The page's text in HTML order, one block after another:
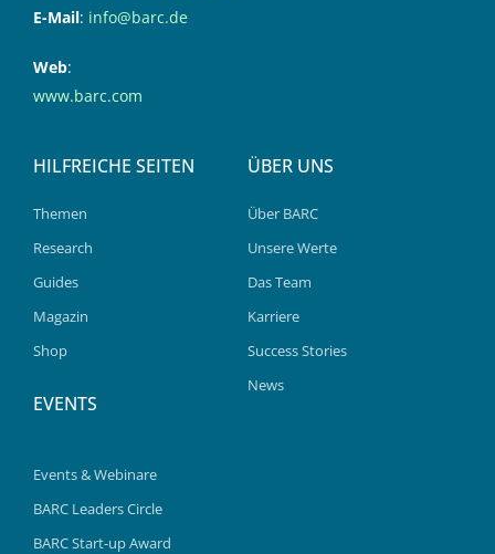
E-Mail: info@barc.de
Web:
www.barc.com
HILFREICHE SEITEN
Themen
Research
Guides
Magazin
Shop
EVENTS
Events & Webinare
BARC Leaders Circle
BARC Start-up Award
ÜBER UNS
Über BARC
Unsere Werte
Das Team
Karriere
Success Stories
News